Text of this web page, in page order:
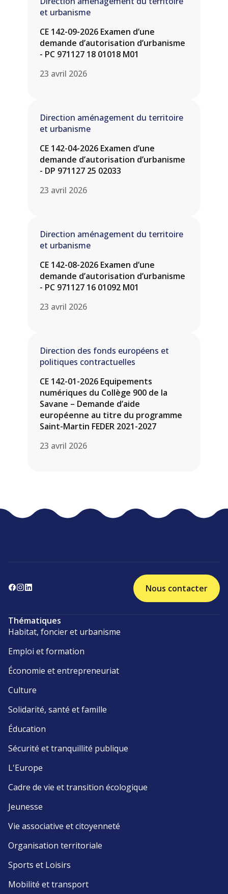
et urbanisme
CE 142-09-2026 Examen d’une
demande d’autorisation d’urbanisme
- PC 971127 18 01018 M01
23 avril 2026
Direction aménagement du territoire
et urbanisme
CE 142-04-2026 Examen d’une
demande d’autorisation d’urbanisme
- DP 971127 25 02033
23 avril 2026
Direction aménagement du territoire
et urbanisme
CE 142-08-2026 Examen d’une
demande d’autorisation d’urbanisme
- PC 971127 16 01092 M01
23 avril 2026
Direction des fonds européens et
politiques contractuelles
CE 142-01-2026 Equipements
numériques du Collège 900 de la
Savane – Demande d’aide
européenne au titre du programme
Saint-Martin FEDER 2021-2027
23 avril 2026
Nous contacter
Thématiques
Habitat, foncier et urbanisme
Emploi et formation
Économie et entrepreneuriat
Culture
Solidarité, santé et famille
Éducation
Sécurité et tranquillité publique
L'Europe
Cadre de vie et transition écologique
Jeunesse
Vie associative et citoyenneté
Organisation territoriale
Sports et Loisirs
Mobilité et transport